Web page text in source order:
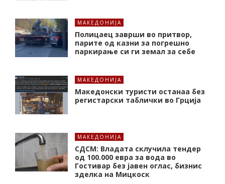
МАКЕДОНИЈА
Полицаец заврши во притвор,
парите од казни за погрешно
паркирање си ги земал за себе
МАКЕДОНИЈА
Македонски туристи останаа без
регистарски таблички во Грција
МАКЕДОНИЈА
СДСМ: Владата склучила тендер
од 100.000 евра за вода во
Гостивар без јавен оглас, бизнис
зделка на Мицкоск